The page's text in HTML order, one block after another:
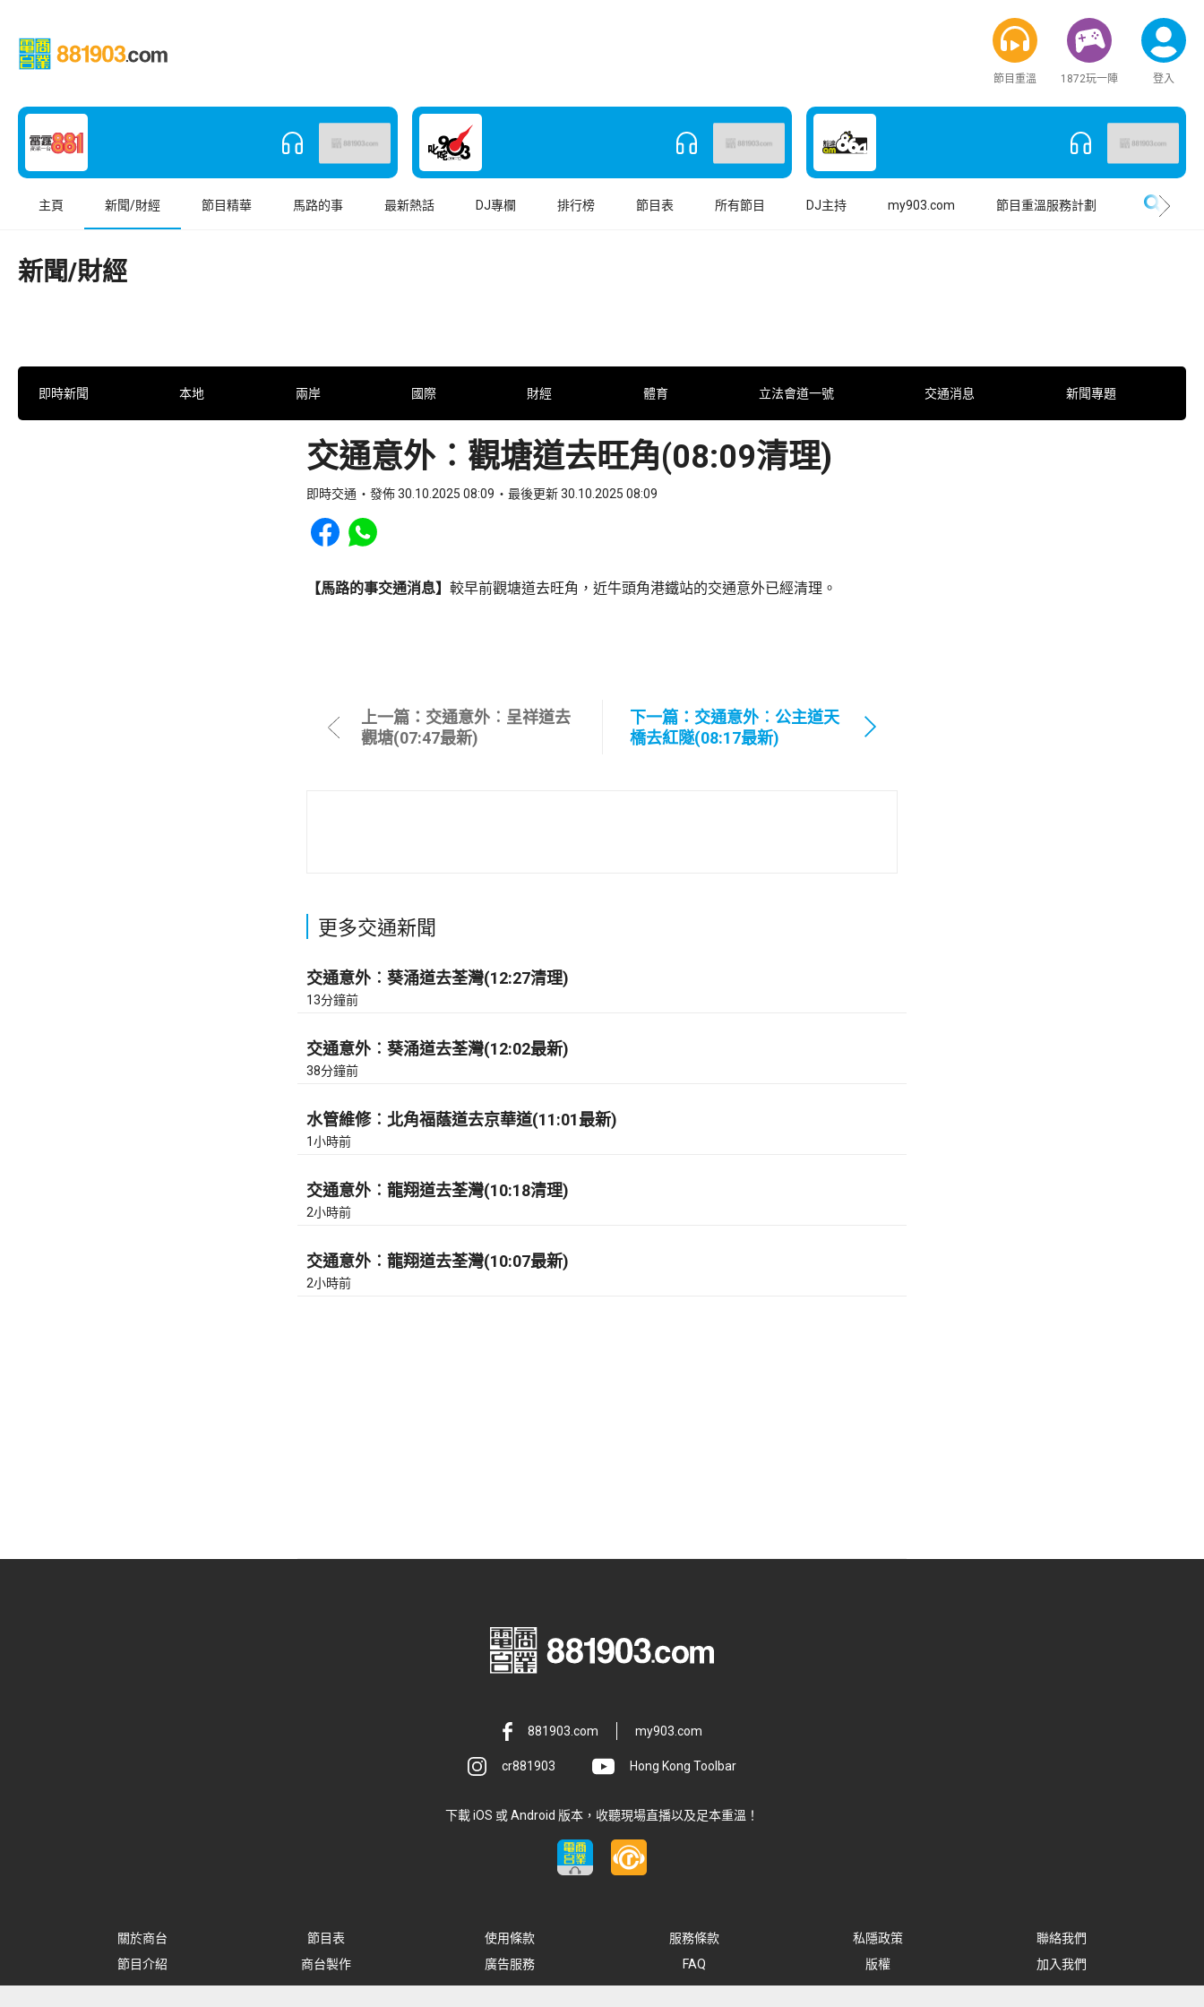
節目重溫 1872玩一陣 登入
主頁 新聞/財經 節目精華 馬路的事 最新熱話 DJ專欄 排行榜 節目表 所有節目 DJ主持 my903.com 節目重溫服務計劃
新聞/財經
即時新聞 本地 兩岸 國際 財經 體育 立法會道一號 交通消息 新聞專題
交通意外︰觀塘道去旺角(08:09清理)
即時交通 發佈 30.10.2025 08:09 最後更新 30.10.2025 08:09
Share to Facebook
Share to WhatsApp
【馬路的事交通消息】 較早前觀塘道去旺角，近牛頭角港鐵站的交通意外已經清理。
上一篇：交通意外︰呈祥道去
觀塘(07:47最新)
下一篇：交通意外︰公主道天
橋去紅隧(08:17最新)
更多交通新聞
交通意外︰葵涌道去荃灣(12:27清理)
13分鐘前
交通意外︰葵涌道去荃灣(12:02最新)
38分鐘前
水管維修︰北角福蔭道去京華道(11:01最新)
1小時前
交通意外︰龍翔道去荃灣(10:18清理)
2小時前
交通意外︰龍翔道去荃灣(10:07最新)
2小時前
881903.com my903.com
cr881903 Hong Kong Toolbar
下載 iOS 或 Android 版本，收聽現場直播以及足本重溫！
關於商台 節目表 使用條款 服務條款 私隱政策
聯絡我們
節目介紹
商台製作 廣告服務 FAQ 版權 加入我們